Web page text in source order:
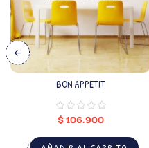
BON APPETIT
$106.900